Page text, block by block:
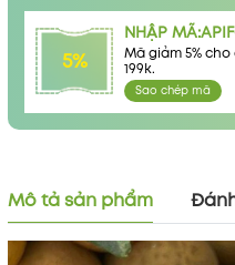
5%
NHẬP
Mã giảm 5%
199k.
Sao chép mã
Mô tả sản phẩm